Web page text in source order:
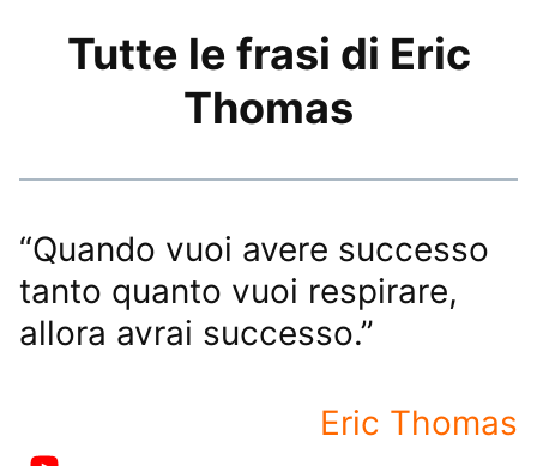
Tutte le frasi di Eric
Thomas
“Quando vuoi avere successo
tanto quanto vuoi respirare,
allora avrai successo.”
Eric Thomas